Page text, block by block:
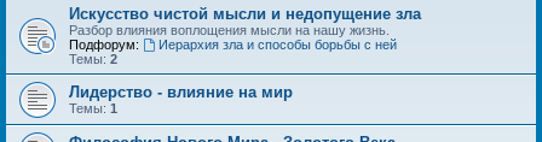
Искусство чистой мысли и недопущение зла
Разбор влияния воплощения мысли на нашу жизнь.
Подфорум:
Иерархия зла и способы борьбы с ней
Темы: 2
Лидерство - влияние на мир
Темы: 1